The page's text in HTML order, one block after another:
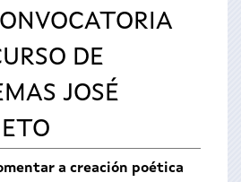
DE
JOSÉ
a creación poética